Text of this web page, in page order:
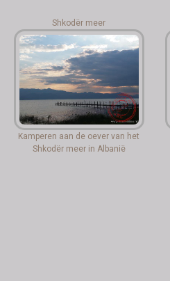
Shkodër meer
Kamperen aan de oever van het
Shkodër meer in Albanië